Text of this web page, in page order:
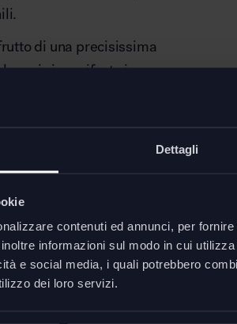
Dettagli
contenuti ed annunci, per
informazioni sul modo in cui
e social media, i quali potrebbero
dei loro servizi.
di una precisissima
qui si manifesta in un
minimali, la cui
e di astrazione.
che estetico di Ray
per più di un metro di
richiesta anche in vetro
un’offerta